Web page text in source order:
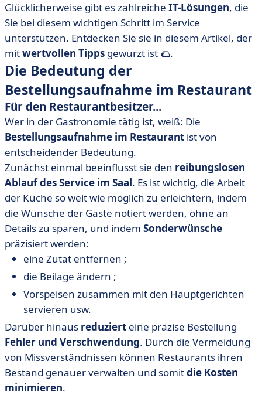
Glücklicherweise gibt es zahlreiche IT-Lösungen, die
Sie bei diesem wichtigen Schritt im Service
unterstützen. Entdecken Sie sie in diesem Artikel, der
mitwertvollen Tipps gewürzt ist 🌮.
Die Bedeutung der
Bestellungsaufnahme im Restaurant
Für den Restaurantbesitzer...
Wer in der Gastronomie tätig ist, weiß: Die
Bestellungsaufnahme im Restaurant ist von
entscheidender Bedeutung.
Zunächst einmal beeinflusst sie den reibungslosen
Ablauf des Service im Saal. Es ist wichtig, die Arbeit
der Küche so weit wie möglich zu erleichtern, indem
die Wünsche der Gäste notiert werden, ohne an
Details zu sparen, und indem Sonderwünsche
präzisiert werden:
eine Zutat entfernen ;
die Beilage ändern ;
Vorspeisen zusammen mit den Hauptgerichten
servieren usw.
Darüber hinaus reduziert eine präzise Bestellung
Fehler und Verschwendung. Durch die Vermeidung
von Missverständnissen können Restaurants ihren
Bestand genauer verwalten und somitdie Kosten
minimieren.